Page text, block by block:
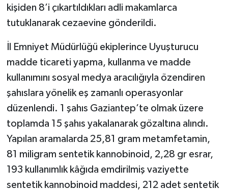
kişiden 8’i çıkartıldıkları adli makamlarca
tutuklanarak cezaevine gönderildi.
İl Emniyet Müdürlüğü ekiplerince Uyuşturucu
madde ticareti yapma, kullanma ve madde
kullanımını sosyal medya aracılığıyla özendiren
şahıslara yönelik eş zamanlı operasyonlar
düzenlendi. 1 şahıs Gaziantep’te olmak üzere
toplamda 15 şahıs yakalanarak gözaltına alındı.
Yapılan aramalarda 25,81 gram metamfetamin,
81 miligram sentetik kannobinoid, 2,28 gr esrar,
193 kullanımlık kâğıda emdirilmiş vaziyette
sentetik kannobinoid maddesi, 212 adet sentetik